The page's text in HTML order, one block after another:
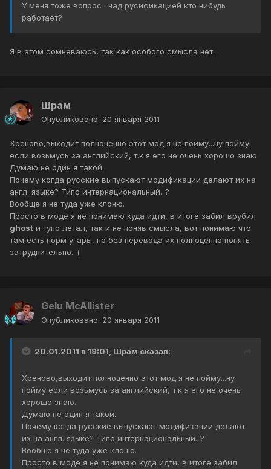
У меня тоже вопрос : над русификацией кто нибудь
работает?
Я в этом сомневаюсь, так как особого смысла нет.
Шрам
Опубликовано: 20 января 2011
Хреново,выходит полноценно этот мод я не пойму...ну пойму
если возьмусь за английский, т.к я его не очень хорошо знаю.
Думаю не один я такой.
Почему когда русские выпускают модификации делают их на
англ. языке? Типо интернациональный...?
Вообще я не туда уже клоню.
Просто в моде я не понимаю куда идти, в итоге забил врубил
ghost и тупо летал, так и не поняв смысла, вот понимаю что
там есть норм угары, но без перевода их полноценно понять
затруднительно...(
Gelu McAllister
Опубликовано: 20 января 2011
20.01.2011 в 19:01, Шрам сказал:
Хреново,выходит полноценно этот мод я не пойму...ну
пойму если возьмусь за английский, т.к я его не очень
хорошо знаю.
Думаю не один я такой.
Почему когда русские выпускают модификации делают
их на англ. языке? Типо интернациональный...?
Вообще я не туда уже клоню.
Просто в моде я не понимаю куда идти, в итоге забил